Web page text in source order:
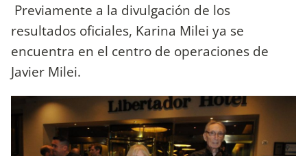
Previamente a la divulgación de los
resultados oficiales, Karina Milei ya se
encuentra en el centro de operaciones de
Javier Milei.